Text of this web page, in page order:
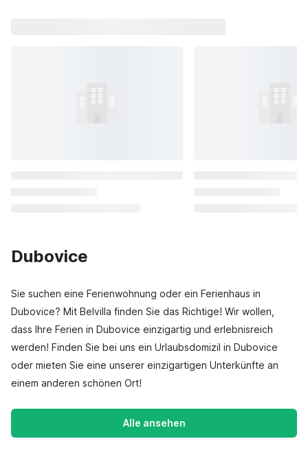
Dubovice
Sie suchen eine Ferienwohnung oder ein Ferienhaus in
Dubovice? Mit Belvilla finden Sie das Richtige! Wir wollen,
dass Ihre Ferien in Dubovice einzigartig und erlebnisreich
werden! Finden Sie bei uns ein Urlaubsdomizil in Dubovice
oder mieten Sie eine unserer einzigartigen Unterkünfte an
einem anderen schönen Ort!
Alle ansehen